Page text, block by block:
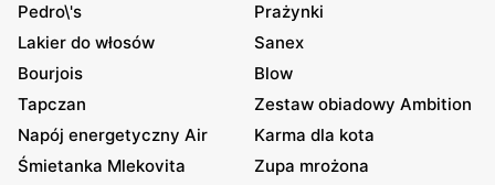
Pedro\'s
Prażynki
Lakier do włosów
Sanex
Bourjois
Blow
Tapczan
Zestaw obiadowy Ambition
Napój energetyczny Air
Karma dla kota
Śmietanka Mlekovita
Zupa mrożona